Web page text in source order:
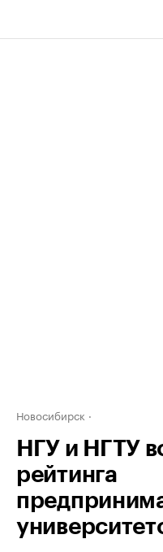
Новосибирск
НГУ и НГТУ
рейтинга